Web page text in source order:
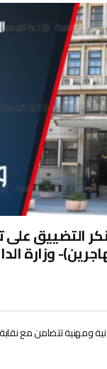
التضييق على
وزارة
ومهنية تتضامن مع